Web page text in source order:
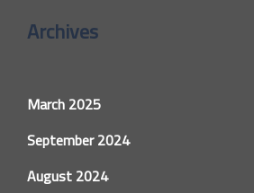
Archives
March 2025
September 2024
August 2024